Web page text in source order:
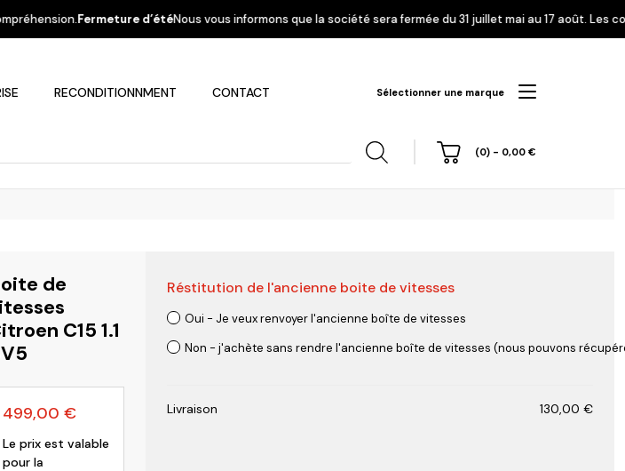
d’étéNous vous informons que la société sera fermée du 31 juillet mai au 17 août. Les commandes
RECONDITIONNMENT CONTACT
(0) - 0,00 €
Sélectionner une marque
Kia Mitsubishi Nissan Opel Peugeot
de
C15 1.1
499,00 €
Le prix est valable
pour la
Réstitution de l'ancienne boite de vitesses
Oui - Je veux renvoyer l'ancienne boîte de vitesses
Non - j'achète sans rendre l'ancienne boîte de vitesses (nous pouvons
Livraison 130,00 €